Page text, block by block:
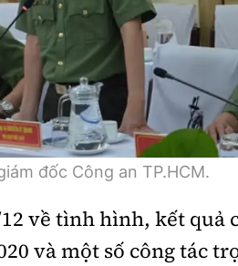
Bình luận
Hậu trường sao
360 độ thể thao
Video
Thời sự
Khám phá
Camera giao thông
đốc Công an TP.HCM.
về tình hình, kết quả
và một số công tác